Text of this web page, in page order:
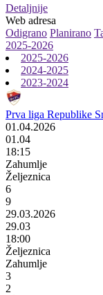
Detaljnije
Web adresa
Odigrano Planirano
2025-2026
2025-2026
2024-2025
2023-2024
Prva liga Republike
01.04.2026
01.04
18:15
Zahumlje
Željeznica
6
9
29.03.2026
29.03
18:00
Željeznica
Zahumlje
3
2